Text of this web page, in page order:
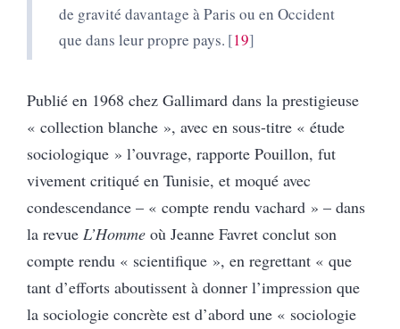
de gravité davantage à Paris ou en Occident
que dans leur propre pays. 19
Publié en 1968 chez Gallimard dans la prestigieuse
« collection blanche », avec en sous-titre « étude
sociologique » l’ouvrage, rapporte Pouillon, fut
vivement critiqué en Tunisie, et moqué avec
condescendance – « compte rendu vachard » – dans
la revue L’Homme où Jeanne Favret conclut son
compte rendu « scientifique », en regrettant « que
tant d’efforts aboutissent à donner l’impression que
la sociologie concrète est d’abord une « sociologie